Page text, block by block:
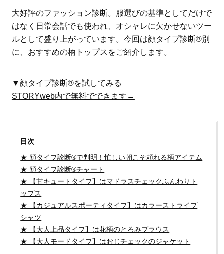
ママとパパに贈る「ジェンダーレ
人気の40代髪型・ヘア
大好評のファッション診断。服選びの基準としてだけで
はなく日常会話でも使われ、オシャレに欠かせないツー
ルとして盛り上がっています。今回は顔タイプ診断®別
に、おすすめの柄トップスをご紹介します。
▼顔タイプ診断®を試してみる
STORYweb内で無料でできます→
目次
★ 顔タイプ診断®で判明！忙しい朝こそ頼れる柄アイテム
★ 顔タイプ診断®チャート
★ 【甘キュートタイプ】はマドラスチェックふんわりト
ップス
★ 【カジュアルスポーティタイプ】はカラーストライプ
シャツ
★ 【大人上品タイプ】は花柄のとろみブラウス
★ 【大人モードタイプ】はおじチェックのジャケット